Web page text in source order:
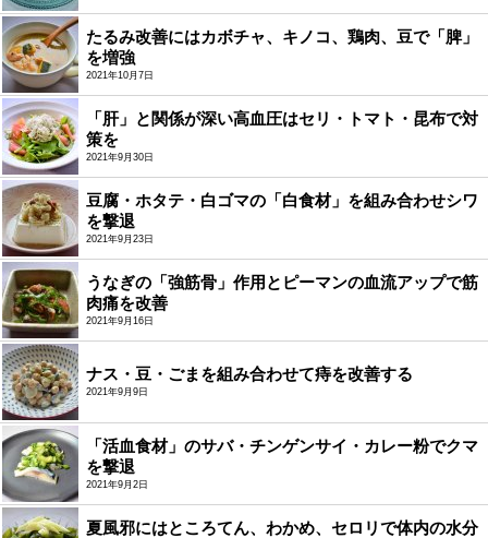
たるみ改善にはカボチャ、キノコ、鶏肉、豆で「脾」
を増強
2021年10月7日
「肝」と関係が深い高血圧はセリ・トマト・昆布で対
策を
2021年9月30日
豆腐・ホタテ・白ゴマの「白食材」を組み合わせシワ
を撃退
2021年9月23日
うなぎの「強筋骨」作用とピーマンの血流アップで筋
肉痛を改善
2021年9月16日
ナス・豆・ごまを組み合わせて痔を改善する
2021年9月9日
「活血食材」のサバ・チンゲンサイ・カレー粉でクマ
を撃退
2021年9月2日
夏風邪にはところてん、わかめ、セロリで体内の水分